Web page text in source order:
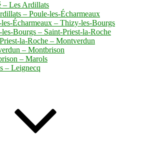
– Les Ardillats
– Poule-les-Écharmeaux
Écharmeaux – Thizy-les-Bourgs
Bourgs – Saint-Priest-la-Roche
la-Roche – Montverdun
– Montbrison
– Marols
– Leignecq